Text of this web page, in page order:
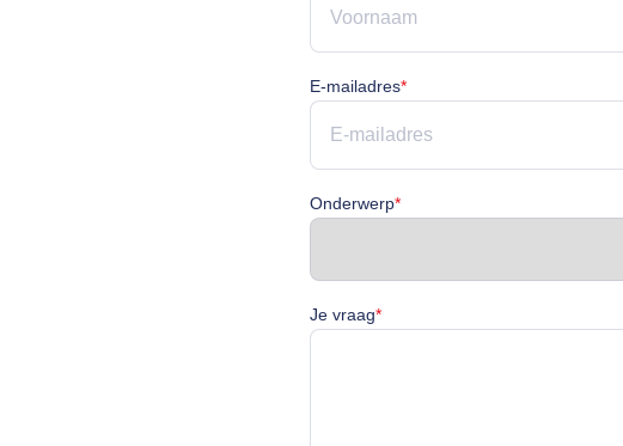
E-mailadres*E-mailadres is verplicht
Onderwerp*Onderwerp is verplicht
Je vraag*Je vraag is verplicht